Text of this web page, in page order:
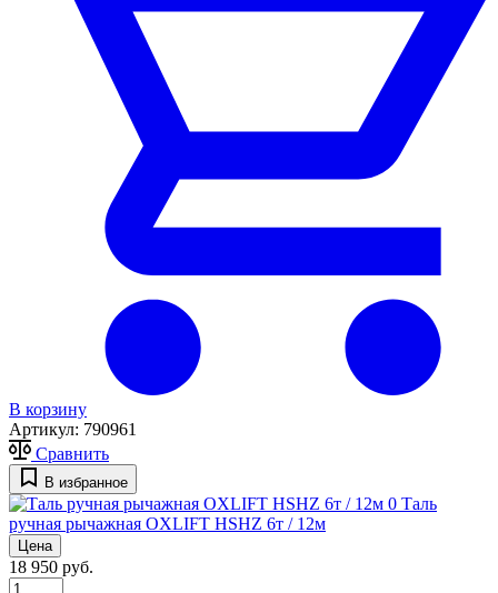
В корзину
Артикул: 790961
Сравнить
В избранное
0 Таль
ручная рычажная OXLIFT HSHZ 6т / 12м
Цена
18 950 руб.